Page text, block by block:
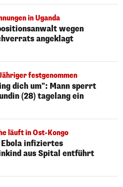
in Uganda
wegen
angeklagt
festgenommen
dich um": Mann sperrt
(28) tagelang ein
läuft in Ost-Kongo
infiziertes
aus Spital entführt